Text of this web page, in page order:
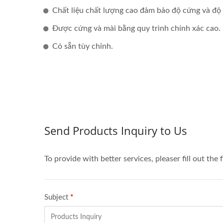
Chất liệu chất lượng cao đảm bảo độ cứng và độ
Được cứng và mài bằng quy trình chính xác cao.
Có sẵn tùy chỉnh.